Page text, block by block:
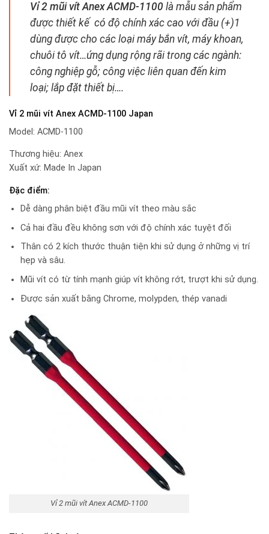
Vỉ 2 mũi vít Anex ACMD-1100 là mẫu sản phẩm
được thiết kế có độ chính xác cao với đầu (+)1
dùng được cho các loại máy bắn vít, máy khoan,
chuôi tô vít…ứng dụng rộng rãi trong các ngành:
công nghiệp gỗ; công việc liên quan đến kim
loại; lắp đặt thiết bị….
Vỉ 2 mũi vít Anex ACMD-1100 Japan
Model: ACMD-1100
Thương hiệu: Anex
Xuất xứ: Made In Japan
Đặc điểm:
Dễ dàng phân biệt đầu mũi vít theo màu sắc
Cả hai đầu đều không sơn với độ chính xác tuyệt đối
Thân có 2 kích thước thuận tiện khi sử dụng ở những vị trí
hẹp và sâu.
Mũi vít có từ tính mạnh giúp vít không rớt, trượt khi sử dụng.
Được sản xuất bằng Chrome, molypden, thép vanadi
Vỉ 2 mũi vít Anex ACMD-1100